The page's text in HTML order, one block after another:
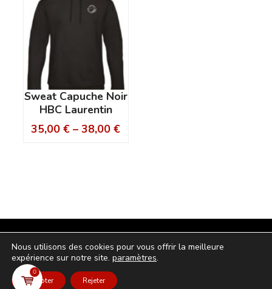
Sweat Capuche Noir
HBC Laurentin
35,00€ –38,00€
politique de confidentialité-
Nous utilisons des cookies pour vous offrir la meilleure
expérience sur notre site. paramètres.
Accepter Rejeter
0